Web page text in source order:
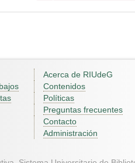
Acerca de RIUdeG
Contenidos
Políticas
Preguntas frecuentes
Contacto
Administración